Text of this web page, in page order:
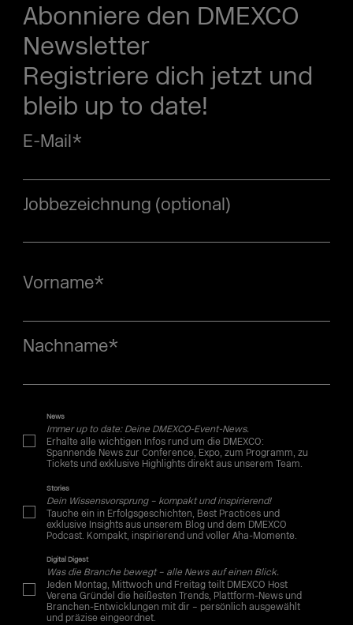
Abonniere den DMEXCO
Newsletter
Registriere dich jetzt und
bleib up to date!
E-Mail*
Jobbezeichnung (optional)
Vorname*
Nachname*
News
Immer up to date: Deine DMEXCO-Event-News.
Erhalte alle wichtigen Infos rund um die DMEXCO:
Spannende News zur Conference, Expo, zum Programm, zu
Tickets und exklusive Highlights direkt aus unserem Team.
Stories
Dein Wissensvorsprung – kompakt und inspirierend!
Tauche ein in Erfolgsgeschichten, Best Practices und
exklusive Insights aus unserem Blog und dem DMEXCO
Podcast. Kompakt, inspirierend und voller Aha-Momente.
Digital Digest
Was die Branche bewegt – alle News auf einen Blick.
Jeden Montag, Mittwoch und Freitag teilt DMEXCO Host
Verena Gründel die heißesten Trends, Plattform-News und
Branchen-Entwicklungen mit dir – persönlich ausgewählt
und präzise eingeordnet.